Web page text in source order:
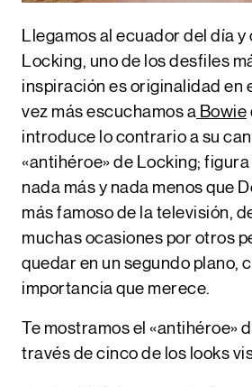
Llegamos al ecuador del día y
Locking, uno de los desfiles
inspiración es originalidad en
vez más escuchamos a Bowie
introduce lo contrario a su
«antihéroe» de Locking;
nada más y nada menos que
más famoso de la televisión,
muchas ocasiones por otros
quedar en un segundo plano,
importancia que merece.
Te mostramos el «antihéroe»
través de cinco de los looks